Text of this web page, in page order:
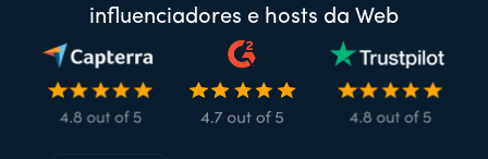
influenciadores e hosts da Web